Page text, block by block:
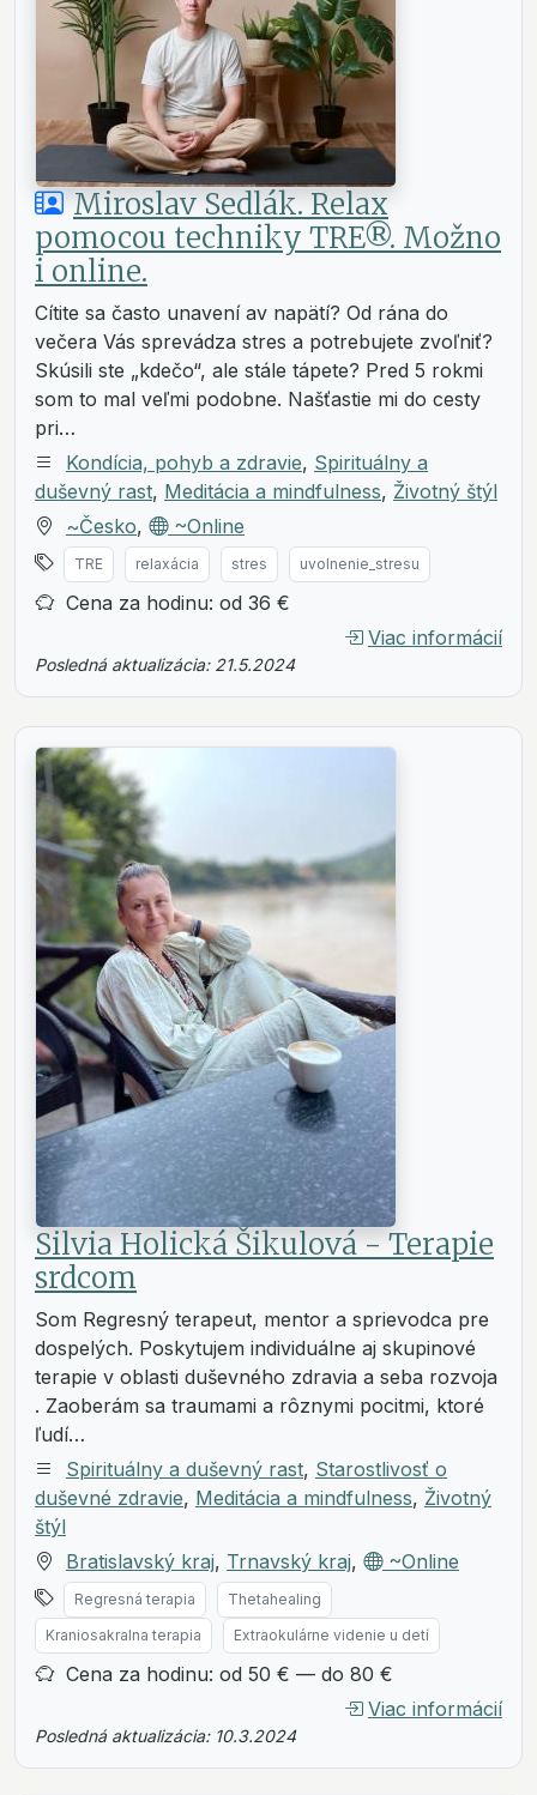
Miroslav Sedlák. Relax
pomocou techniky TRE®. Možno
i online.
Cítite sa často unavení av napätí? Od rána do
večera Vás sprevádza stres a potrebujete zvoľniť?
Skúsili ste „kdečo“, ale stále tápete? Pred 5 rokmi
som to mal veľmi podobne. Našťastie mi do cesty
pri…
Kondícia, pohyb a zdravie, Spirituálny a
duševný rast, Meditácia a mindfulness, Životný štýl
~Česko, ~Online
TRE relaxácia stres uvolnenie_stresu
Cena za hodinu: od 36 €
Viac informácií
Posledná aktualizácia: 21.5.2024
Silvia Holická Šikulová - Terapie
srdcom
Som Regresný terapeut, mentor a sprievodca pre
dospelých. Poskytujem individuálne aj skupinové
terapie v oblasti duševného zdravia a seba rozvoja
. Zaoberám sa traumami a rôznymi pocitmi, ktoré
ľudí…
Spirituálny a duševný rast, Starostlivosť o
duševné zdravie, Meditácia a mindfulness, Životný
štýl
Bratislavský kraj, Trnavský kraj, ~Online
Regresná terapia
Thetahealing
Kraniosakralna terapia
Extraokulárne videnie u detí
Cena za hodinu: od 50 € — do 80 €
Viac informácií
Posledná aktualizácia: 10.3.2024